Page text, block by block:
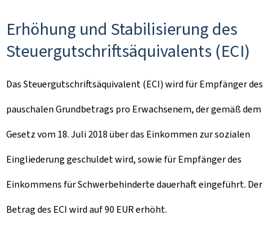
Erhöhung und Stabilisierung des
Steuergutschriftsäquivalents (ECI)
Das Steuergutschriftsäquivalent (ECI) wird für Empfänger des
pauschalen Grundbetrags pro Erwachsenem, der gemäß dem
Gesetz vom 18. Juli 2018 über das Einkommen zur sozialen
Eingliederung geschuldet wird, sowie für Empfänger des
Einkommens für Schwerbehinderte dauerhaft eingeführt. Der
Betrag des ECI wird auf 90 EUR erhöht.